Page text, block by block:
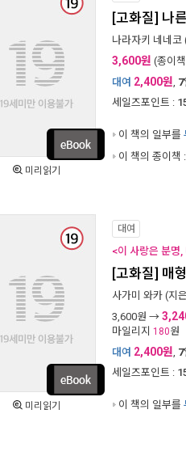
미리읽기
[고화질] 나
나라자키 네네코
3,600원 (종이
대여 2,400원, 7
세일즈포인트 :
이 책의 일부를
이 책의 종이책 :
미리읽기
대여
<이 사랑은 분명
[고화질] 매
사가미 와카 (지
3,600원 →
마일리지 180원
대여 2,400원, 7
세일즈포인트 :
이 책의 일부를